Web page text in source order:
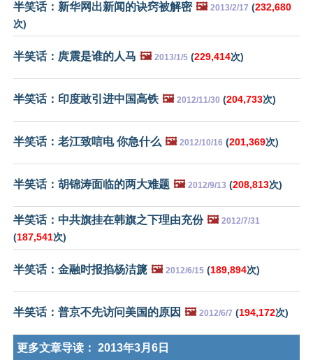
半笑话：新华网出新闻的诀窍被解密 🖼️ 2013/2/17 (232,680
次)
半笑话：庹震是谁的人马 🖼️ 2013/1/5 (229,414次)
半笑话：印度敢引进中国高铁 🖼️ 2012/11/30 (204,733次)
半笑话：老江致唁电 你急什么 🖼️ 2012/10/16 (201,369次)
半笑话：胡锦涛面临的两大难题 🖼️ 2012/9/13 (208,813次)
半笑话：中共旗挂在韩旗之下理由充份 🖼️ 2012/7/31
(187,541次)
半笑话：金融时报掐杨洁篪 🖼️ 2012/6/15 (189,894次)
半笑话：普京不先访问美国的原因 🖼️ 2012/6/7 (194,172次)
更多文章导读： 2013年3月6日